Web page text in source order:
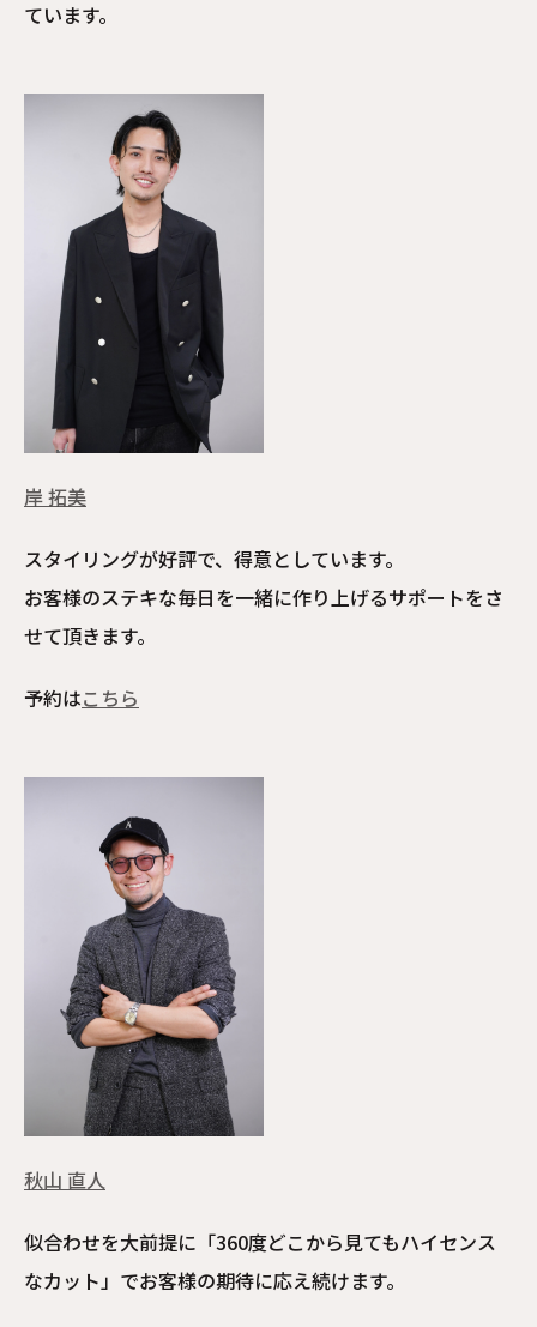
ています。
岸 拓美
スタイリングが好評で、得意としています。
お客様のステキな毎日を一緒に作り上げるサポートをさ
せて頂きます。
予約はこちら
秋山 直人
似合わせを大前提に「360度どこから見てもハイセンス
なカット」でお客様の期待に応え続けます。